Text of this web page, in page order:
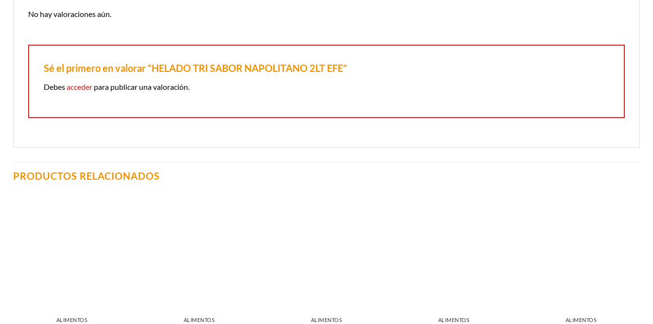
No hay valoraciones aún.
Sé el primero en valorar “HELADO TRI SABOR NAPOLITANO 2LT EFE”
Debesacceder para publicar una valoración.
PRODUCTOS RELACIONADOS
ALIMENTOS ALIMENTOS ALIMENTOS ALIMENTOS ALIMENTOS